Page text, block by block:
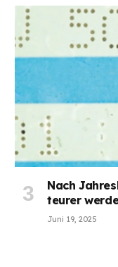
Nach
teurer
Juni 19, 2025